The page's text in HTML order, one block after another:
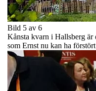
Bild 5 av 6
Kånsta kvarn i Hallsberg
som Ernst nu kan ha